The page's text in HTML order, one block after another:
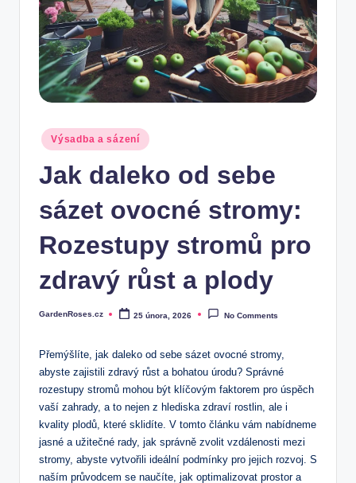
Posted
in
Výsadba a sázení
Jak daleko od sebe
sázet ovocné stromy:
Rozestupy stromů pro
zdravý růst a plody
Posted
GardenRoses.cz 25 února, 2026 No Comments
Přemýšlíte, jak daleko od sebe sázet ovocné stromy,
abyste zajistili zdravý růst a bohatou úrodu? Správné
rozestupy stromů mohou být klíčovým faktorem pro úspěch
vaší zahrady, a to nejen z hlediska zdraví rostlin, ale i
kvality plodů, které sklidíte. V tomto článku vám nabídneme
jasné a užitečné rady, jak správně zvolit vzdálenosti mezi
stromy, abyste vytvořili ideální podmínky pro jejich rozvoj. S
naším průvodcem se naučíte, jak optimalizovat prostor a